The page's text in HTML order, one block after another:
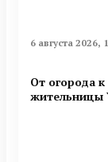
6 августа 2026,
От огорода
жительницы